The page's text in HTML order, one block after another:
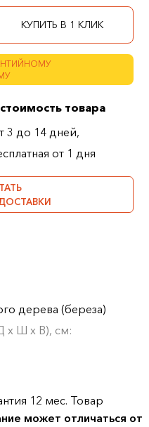
КУПИТЬ В 1 КЛИК
товара
3 до 14 дней,
от 1 дня
дерева (береза)
х Ш х В), см:
12 мес. Товар
может отличаться от